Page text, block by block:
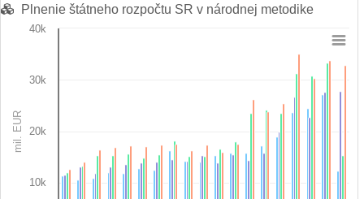
Plnenie štátneho rozpočtu SR v národnej metodike
Bar chart with 4 data series.
The chart has 1 X axis displaying categories.
The chart has 1 Y axis displaying mil. EUR. Data ranges from
mil. EUR
10k
20k
30k
40k